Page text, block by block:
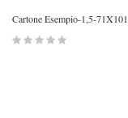
Cartone Esempio-1,5-71X101